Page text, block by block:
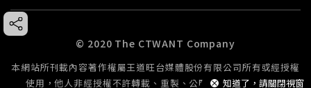
知道了，請關閉視窗
© 2020 The CTWANT Company
本網站所刊載內容著作權屬王道旺台媒體股份有限公司所有或經授權
使用，他人非經授權不許轉載、重製、公開播送或公開傳輸。